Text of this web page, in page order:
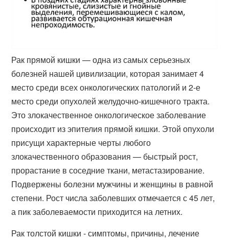
Рак прямой кишки — одна из самых серьезных
болезней нашей цивилизации, которая занимает 4
место среди всех онкологических патологий и 2-е
место среди опухолей желудочно-кишечного тракта.
Это злокачественное онкологическое заболевание
происходит из эпителия прямой кишки. Этой опухоли
присущи характерные черты любого
злокачественного образования — быстрый рост,
прорастание в соседние ткани, метастазирование.
Подвержены болезни мужчины и женщины в равной
степени. Рост числа заболевших отмечается с 45 лет,
а пик заболеваемости приходится на летних.
Рак толстой кишки - симптомы, причины, лечение